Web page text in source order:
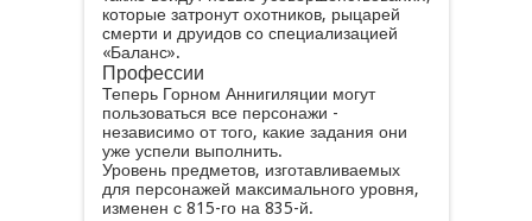
которые затронут охотников, рыцарей
смерти и друидов со специализацией
«Баланс».
Профессии
Теперь Горном Аннигиляции могут
пользоваться все персонажи -
независимо от того, какие задания они
уже успели выполнить.
Уровень предметов, изготавливаемых
для персонажей максимального уровня,
изменен с 815-го на 835-й.